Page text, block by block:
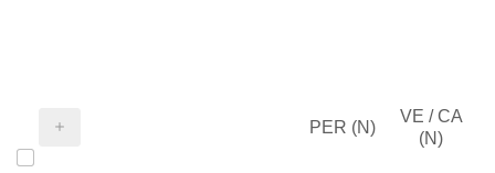
PER (N)
VE / CA
(N)